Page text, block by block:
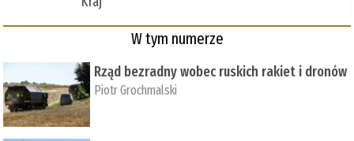
W tym numerze
Rząd bezradny wobec ruskich rakiet i dronów
Piotr Grochmalski